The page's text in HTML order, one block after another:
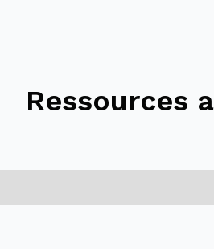
Ressources